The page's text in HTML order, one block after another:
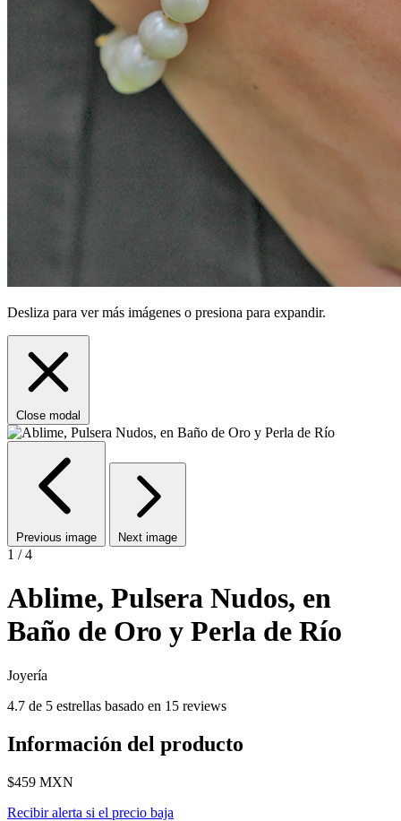
Desliza para ver más imágenes o presiona para expandir.
Close modal
Previous image Next image
1 / 4
Ablime, Pulsera Nudos, en
Baño de Oro y Perla de Río
Joyería
4.7 de 5 estrellas basado en 15 reviews
Información del producto
$459 MXN
Recibir alerta si el precio baja